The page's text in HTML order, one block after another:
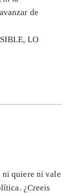
de
LO
ni quiere ni vale
¿Creeis